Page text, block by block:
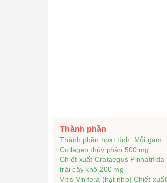
Thành phần
Thành phần hoạt tính: Mỗi gam:
Collagen thủy phân 500 mg
Chiết xuất Crataegus Pinnatifida
trái cây khô 200 mg
Vitis Vinifera (hạt nho) Chiết xuất